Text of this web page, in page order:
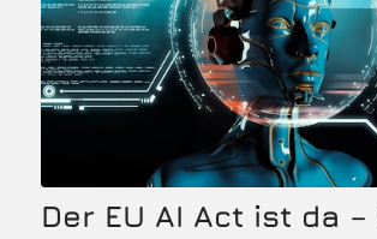
Der EU AI Act ist da –